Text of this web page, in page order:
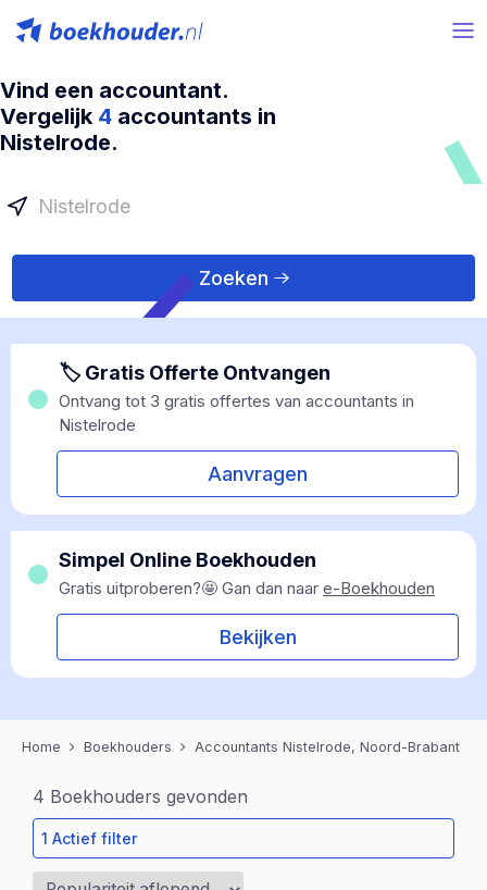
Vind een accountant.
Vergelijk 4 accountants in
Nistelrode.
Zoeken
🏷 Gratis Offerte Ontvangen
Ontvang tot 3 gratis offertes van accountants in
Nistelrode
Aanvragen
Simpel Online Boekhouden
Gratis uitproberen?🤩 Gan dan naar e-Boekhouden
Bekijken
Home Boekhouders Accountants Nistelrode, Noord-Brabant
4 Boekhouders gevonden
1 Actief filter